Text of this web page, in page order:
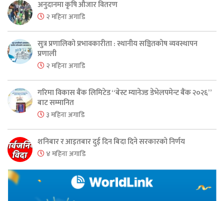
अनुदानमा कृषि औजार वितरण
२ महिना अगाडि
सुत्र प्रणालिको प्रभावकारीता : स्थानीय सञ्चितकोष व्यवस्थापन
प्रणाली
२ महिना अगाडि
गरिमा विकास बैंक लिमिटेड “बेस्ट म्यानेज्ड डेभेलपमेन्ट बैंक २०२६”
बाट सम्मानित
३ महिना अगाडि
शनिबार र आइतबार दुई दिन बिदा दिने सरकारको निर्णय
४ महिना अगाडि